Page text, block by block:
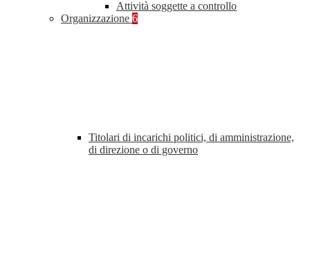
Attività soggette a controllo
Organizzazione 6
Titolari di incarichi politici, di amministrazione,
di direzione o di governo